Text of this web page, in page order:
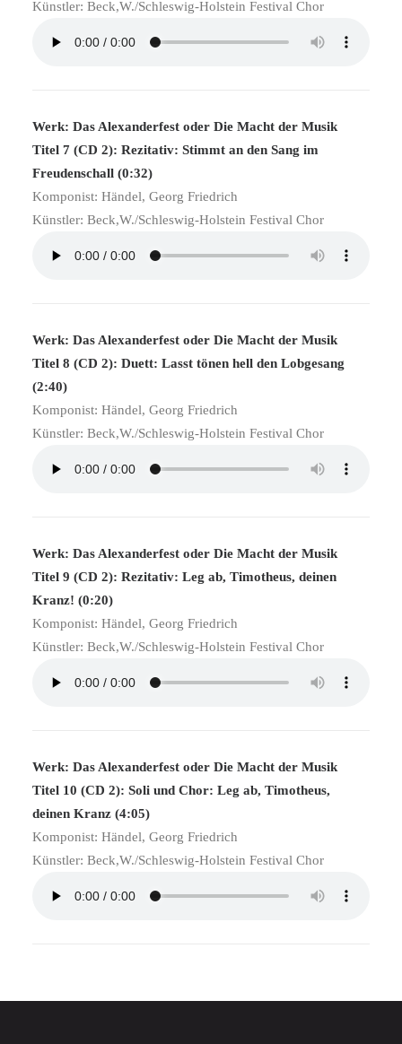
Künstler: Beck,W./Schleswig-Holstein Festival Chor
Werk: Das Alexanderfest oder Die Macht der Musik
Titel 7 (CD 2): Rezitativ: Stimmt an den Sang im
Freudenschall (0:32)
Komponist: Händel, Georg Friedrich
Künstler: Beck,W./Schleswig-Holstein Festival Chor
Werk: Das Alexanderfest oder Die Macht der Musik
Titel 8 (CD 2): Duett: Lasst tönen hell den Lobgesang
(2:40)
Komponist: Händel, Georg Friedrich
Künstler: Beck,W./Schleswig-Holstein Festival Chor
Werk: Das Alexanderfest oder Die Macht der Musik
Titel 9 (CD 2): Rezitativ: Leg ab, Timotheus, deinen
Kranz! (0:20)
Komponist: Händel, Georg Friedrich
Künstler: Beck,W./Schleswig-Holstein Festival Chor
Werk: Das Alexanderfest oder Die Macht der Musik
Titel 10 (CD 2): Soli und Chor: Leg ab, Timotheus,
deinen Kranz (4:05)
Komponist: Händel, Georg Friedrich
Künstler: Beck,W./Schleswig-Holstein Festival Chor